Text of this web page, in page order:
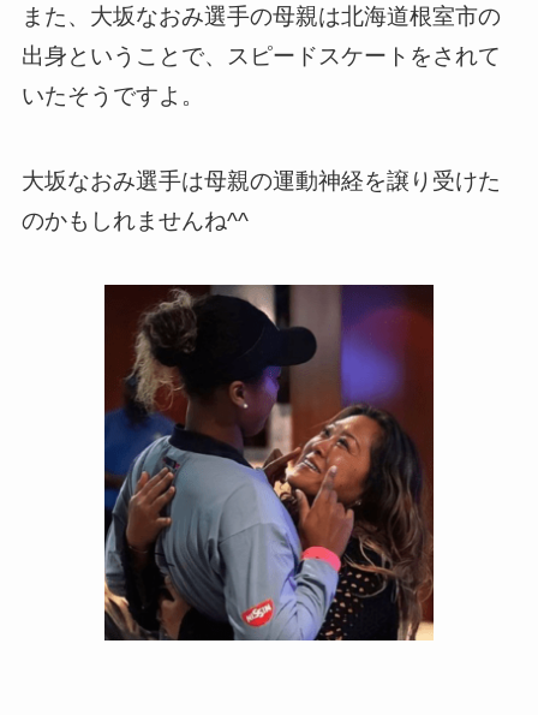
また、大坂なおみ選手の母親は北海道根室市の
出身ということで、スピードスケートをされて
いたそうですよ。
大坂なおみ選手は母親の運動神経を譲り受けた
のかもしれませんね^^